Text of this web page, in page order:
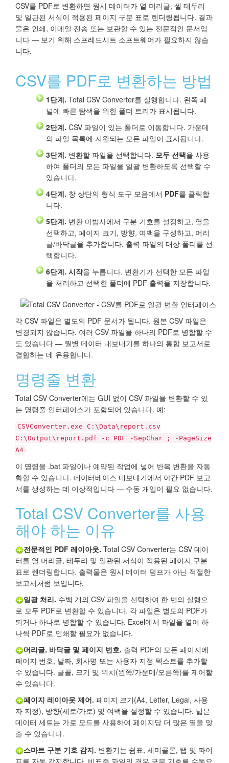
CSV를 PDF로 변환하면 원시 데이터가 열 머리글, 셀 테두리
및 일관된 서식이 적용된 페이지 구분 표로 렌더링됩니다. 결과
물은 인쇄, 이메일 전송 또는 보관할 수 있는 전문적인 문서입
니다 — 보기 위해 스프레드시트 소프트웨어가 필요하지 않습
니다.
CSV를 PDF로 변환하는 방법
1단계. Total CSV Converter를 실행합니다. 왼쪽 패
널에 빠른 탐색을 위한 폴더 트리가 표시됩니다.
2단계. CSV 파일이 있는 폴더로 이동합니다. 가운데
의 파일 목록에 지원되는 모든 파일이 표시됩니다.
3단계. 변환할 파일을 선택합니다. 모두 선택을 사용
하여 폴더의 모든 파일을 일괄 변환하도록 선택할 수
있습니다.
4단계. 창 상단의 형식 도구 모음에서 PDF를 클릭합
니다.
5단계. 변환 마법사에서 구분 기호를 설정하고, 열을
선택하고, 페이지 크기, 방향, 여백을 구성하고, 머리
글/바닥글을 추가합니다. 출력 파일의 대상 폴더를 선
택합니다.
6단계. 시작을 누릅니다. 변환기가 선택한 모든 파일
을 처리하고 선택한 폴더에 PDF 출력을 저장합니다.
각 CSV 파일은 별도의 PDF 문서가 됩니다. 원본 CSV 파일은
변경되지 않습니다. 여러 CSV 파일을 하나의 PDF로 병합할 수
도 있습니다 — 월별 데이터 내보내기를 하나의 통합 보고서로
결합하는 데 유용합니다.
명령줄 변환
Total CSV Converter에는 GUI 없이 CSV 파일을 변환할 수 있
는 명령줄 인터페이스가 포함되어 있습니다. 예:
CSVConverter.exe C:\Data\report.csv
C:\Output\report.pdf -c PDF -SepChar ; -PageSize
A4
이 명령을 .bat 파일이나 예약된 작업에 넣어 반복 변환을 자동
화할 수 있습니다. 데이터베이스 내보내기에서 야간 PDF 보고
서를 생성하는 데 이상적입니다 — 수동 개입이 필요 없습니다.
Total CSV Converter를 사용
해야 하는 이유
전문적인 PDF 레이아웃. Total CSV Converter는 CSV 데이
터를 열 머리글, 테두리 및 일관된 서식이 적용된 페이지 구분
표로 렌더링합니다. 출력물은 원시 데이터 덤프가 아닌 적절한
보고서처럼 보입니다.
일괄 처리. 수백 개의 CSV 파일을 선택하여 한 번의 실행으
로 모두 PDF로 변환할 수 있습니다. 각 파일은 별도의 PDF가
되거나 하나로 병합할 수 있습니다. Excel에서 파일을 열어 하
나씩 PDF로 인쇄할 필요가 없습니다.
머리글, 바닥글 및 페이지 번호. 출력 PDF의 모든 페이지에
페이지 번호, 날짜, 회사명 또는 사용자 지정 텍스트를 추가할
수 있습니다. 글꼴, 크기 및 위치(왼쪽/가운데/오른쪽)를 제어할
수 있습니다.
페이지 레이아웃 제어. 페이지 크기(A4, Letter, Legal, 사용
자 지정), 방향(세로/가로) 및 여백을 설정할 수 있습니다. 넓은
데이터 세트는 가로 모드를 사용하여 페이지당 더 많은 열을 맞
출 수 있습니다.
스마트 구분 기호 감지. 변환기는 쉼표, 세미콜론, 탭 및 파이